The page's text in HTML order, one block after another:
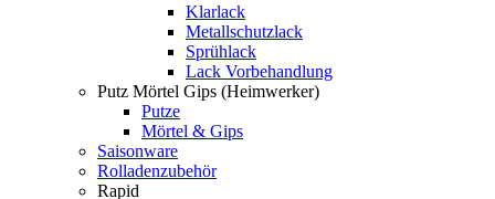
Klarlack
Metallschutzlack
Sprühlack
Lack Vorbehandlung
Putz Mörtel Gips (Heimwerker)
Putze
Mörtel & Gips
Saisonware
Rolladenzubehör
Rapid